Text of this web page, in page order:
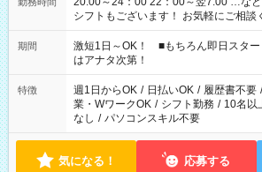
シフトもございます！ お気軽にご相談
期間
激短1日～OK！ ■もちろん即日スタ
はアナタ次第！
特徴 週1日からOK / 日払いOK / 履歴書不要 /
業・WワークOK / シフト勤務 / 10名以
なし / パソコンスキル不要
気になる！ 応募する